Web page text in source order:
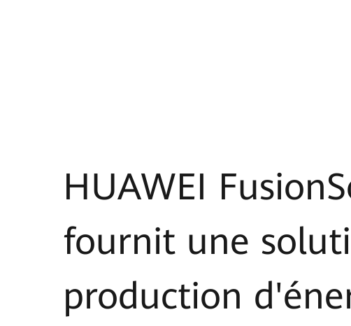
HUAWEI
fournit une
production